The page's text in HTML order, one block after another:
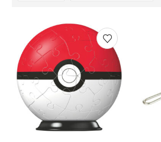
0van de 5
€3,83 (excl. BTW)
0van de 5
€12,80 (excl. BTW)